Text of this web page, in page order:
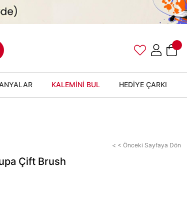
KALEMİNİ BUL HEDİYE ÇARKI
< < Önceki Sayfaya Dön
Çift Brush